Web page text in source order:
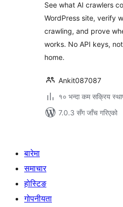
See what AI crawlers
WordPress site, verify
crawling, and prove
works. No API keys,
home.
Ankit087087
१० भन्दा कम सक्रिय
7.0.3 सँग जाँच गरिएको
बारेमा
समाचार
होस्टिङ
गोपनीयता